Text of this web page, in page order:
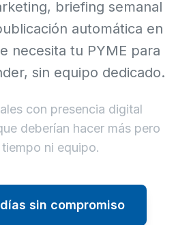
briefing semanal
automática en
necesita tu PYME para
sin equipo dedicado.
con presencia digital
deberían hacer más pero
ni equipo.
sin compromiso